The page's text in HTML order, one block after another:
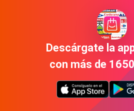
Descárgate la
con más de